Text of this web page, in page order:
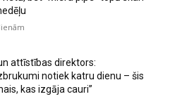
attīstības direktors:
notiek katru dienu – šis
kas izgāja cauri”